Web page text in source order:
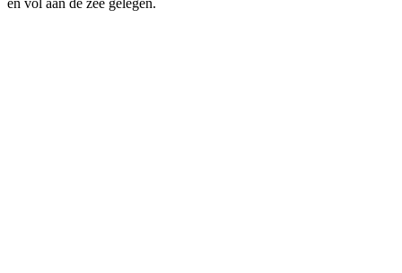
en vol aan de zee gelegen.